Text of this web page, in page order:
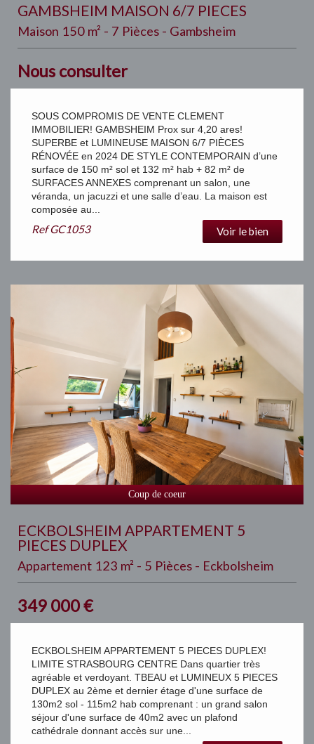
GAMBSHEIM MAISON 6/7 PIECES
Maison 150 m² - 7 Pièces - Gambsheim
Nous consulter
SOUS COMPROMIS DE VENTE CLEMENT
IMMOBILIER! GAMBSHEIM Prox sur 4,20 ares!
SUPERBE et LUMINEUSE MAISON 6/7 PIÈCES
RÉNOVÉE en 2024 DE STYLE CONTEMPORAIN d’une
surface de 150 m² sol et 132 m² hab + 82 m² de
SURFACES ANNEXES comprenant un salon, une
véranda, un jacuzzi et une salle d’eau. La maison est
composée au...
RefGC1053 Voir le bien
Coup de coeur
ECKBOLSHEIM APPARTEMENT 5
PIECES DUPLEX
Appartement 123 m² - 5 Pièces - Eckbolsheim
349 000€
ECKBOLSHEIM APPARTEMENT 5 PIECES DUPLEX!
LIMITE STRASBOURG CENTRE Dans quartier très
agréable et verdoyant. TBEAU et LUMINEUX 5 PIECES
DUPLEX au 2ème et dernier étage d'une surface de
130m2 sol - 115m2 hab comprenant : un grand salon
séjour d'une surface de 40m2 avec un plafond
cathédrale donnant accès sur une...